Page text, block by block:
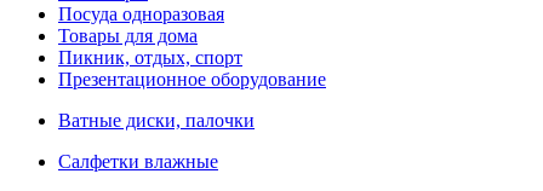
Посуда одноразовая
Товары для дома
Пикник, отдых, спорт
Презентационное оборудование
Ватные диски, палочки
Салфетки влажные